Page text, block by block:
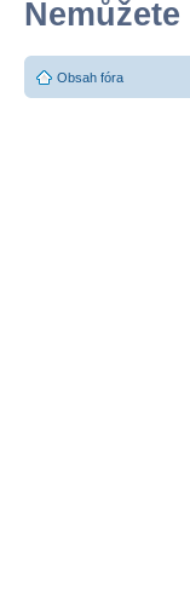
Nemůžete
Obsah fóra